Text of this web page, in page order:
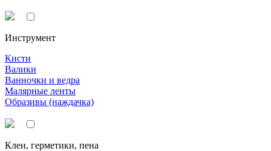
Инструмент
Кисти
Валики
Ванночки и ведра
Малярные ленты
Образивы (наждачка)
Клеи, герметики, пена